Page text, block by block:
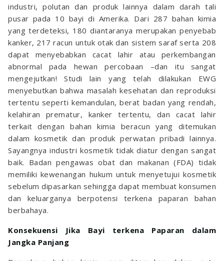
industri, polutan dan produk lainnya dalam darah tali
pusar pada 10 bayi di Amerika. Dari 287 bahan kimia
yang terdeteksi, 180 diantaranya merupakan penyebab
kanker, 217 racun untuk otak dan sistem saraf serta 208
dapat menyebabkan cacat lahir atau perkembangan
abnormal pada hewan percobaan –dan itu sangat
mengejutkan! Studi lain yang telah dilakukan EWG
menyebutkan bahwa masalah kesehatan dan reproduksi
tertentu seperti kemandulan, berat badan yang rendah,
kelahiran prematur, kanker tertentu, dan cacat lahir
terkait dengan bahan kimia beracun yang ditemukan
dalam kosmetik dan produk perwatan pribadi lainnya.
Sayangnya industri kosmetik tidak diatur dengan sangat
baik. Badan pengawas obat dan makanan (FDA) tidak
memiliki kewenangan hukum untuk menyetujui kosmetik
sebelum dipasarkan sehingga dapat membuat konsumen
dan keluarganya berpotensi terkena paparan bahan
berbahaya.
Konsekuensi Jika Bayi terkena Paparan dalam
Jangka Panjang